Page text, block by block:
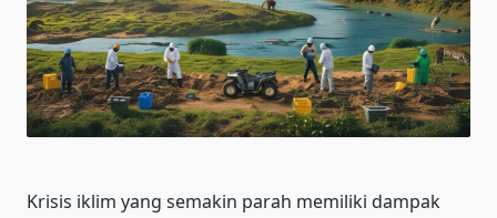
Krisis iklim yang semakin parah memiliki dampak